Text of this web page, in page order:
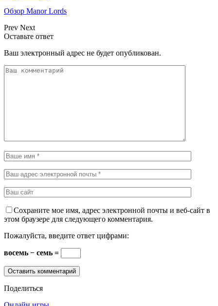
Обзор Manor Lords
Prev Next
Оставьте ответ
Ваш электронный адрес не будет опубликован.
Сохраните мое имя, адрес электронной почты и веб-сайт в
этом браузере для следующего комментария.
Пожалуйста, введите ответ цифрами:
восемь − семь =
Поделиться